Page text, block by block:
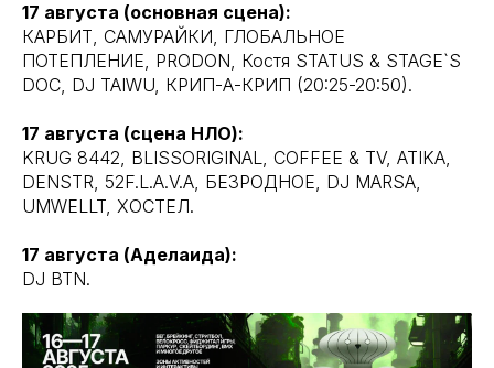
17 августа (основная сцена):
КАРБИТ, САМУРАЙКИ, ГЛОБАЛЬНОЕ
ПОТЕПЛЕНИЕ, PRODON, Костя STATUS & STAGE`S
DOC, DJ TAIWU, КРИП-А-КРИП (20:25-20:50).
17 августа (сцена НЛО):
KRUG 8442, BLISSORIGINAL, COFFEE & TV, ATIKA,
DENSTR, 52F.L.A.V.A, БЕЗРОДНОЕ, DJ MARSA,
UMWELLT, ХОСТЕЛ.
17 августа (Аделаида):
DJ BTN.